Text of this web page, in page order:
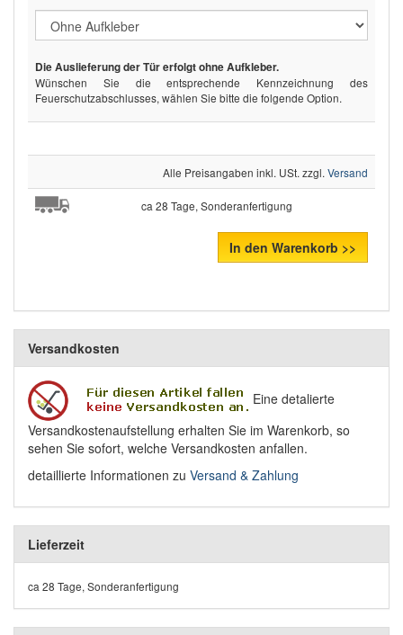
Die Auslieferung der Tür erfolgt ohne Aufkleber.
Wünschen Sie die entsprechende Kennzeichnung des
Feuerschutzabschlusses, wählen Sie bitte die folgende Option.
Alle Preisangaben inkl. USt. zzgl. Versand
ca 28 Tage, Sonderanfertigung
In den Warenkorb >>
Versandkosten
Eine detalierte
Versandkostenaufstellung erhalten Sie im Warenkorb, so
sehen Sie sofort, welche Versandkosten anfallen.
detaillierte Informationen zu Versand & Zahlung
Lieferzeit
ca 28 Tage, Sonderanfertigung